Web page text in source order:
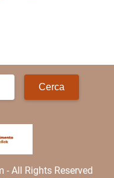
All Rights Reserved